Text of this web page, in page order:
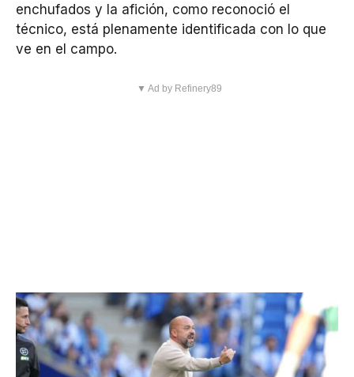
enchufados y la afición, como reconoció el
técnico, está plenamente identificada con lo que
ve en el campo.
▼ Ad by Refinery89